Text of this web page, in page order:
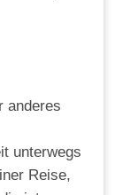
anderes
unterwegs
Reise,